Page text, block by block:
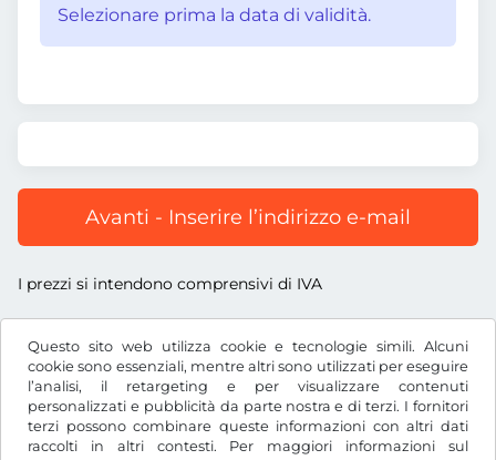
Questo sito web utilizza cookie e tecnologie simili. Alcuni
cookie sono essenziali, mentre altri sono utilizzati per eseguire
l’analisi, il retargeting e per visualizzare contenuti
personalizzati e pubblicità da parte nostra e di terzi. I fornitori
terzi possono combinare queste informazioni con altri dati
raccolti in altri contesti. Per maggiori informazioni sul
Selezionare prima la data di validità.
Avanti - Inserire l’indirizzo e-mail
I prezzi si intendono comprensivi di IVA
US$USD